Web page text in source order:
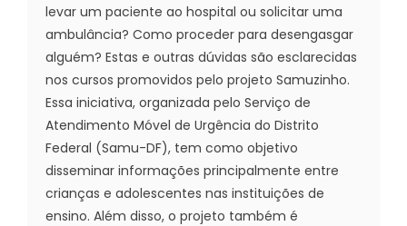
levar um paciente ao hospital ou solicitar uma
ambulância? Como proceder para desengasgar
alguém? Estas e outras dúvidas são esclarecidas
nos cursos promovidos pelo projeto Samuzinho.
Essa iniciativa, organizada pelo Serviço de
Atendimento Móvel de Urgência do Distrito
Federal (Samu-DF), tem como objetivo
disseminar informações principalmente entre
crianças e adolescentes nas instituições de
ensino. Além disso, o projeto também é